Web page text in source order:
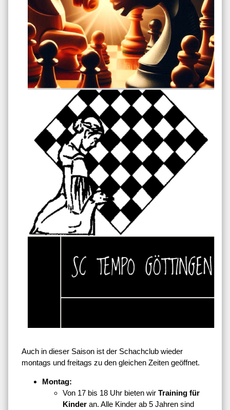
Auch in dieser Saison ist der Schachclub wieder
montags und freitags zu den gleichen Zeiten geöffnet.
Montag:
Von 17 bis 18 Uhr bieten wir Training für
Kinder an. Alle Kinder ab 5 Jahren sind